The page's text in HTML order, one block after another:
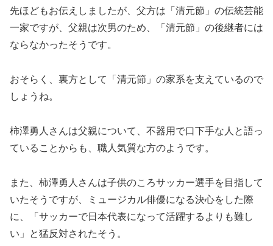
先ほどもお伝えしましたが、父方は「清元節」の伝統芸能
一家ですが、父親は次男のため、「清元節」の後継者には
ならなかったそうです。
おそらく、裏方として「清元節」の家系を支えているので
しょうね。
柿澤勇人さんは父親について、不器用で口下手な人と語っ
ていることからも、職人気質な方のようです。
また、柿澤勇人さんは子供のころサッカー選手を目指して
いたそうですが、ミュージカル俳優になる決心をした際
に、「サッカーで日本代表になって活躍するよりも難し
い」と猛反対されたそう。